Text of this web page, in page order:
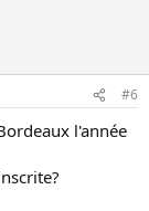
#6
l'année